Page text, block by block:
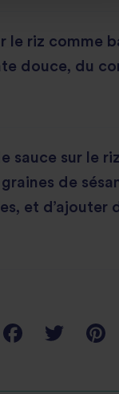
le riz comme
douce, du
sauce sur le
de
et d’ajouter